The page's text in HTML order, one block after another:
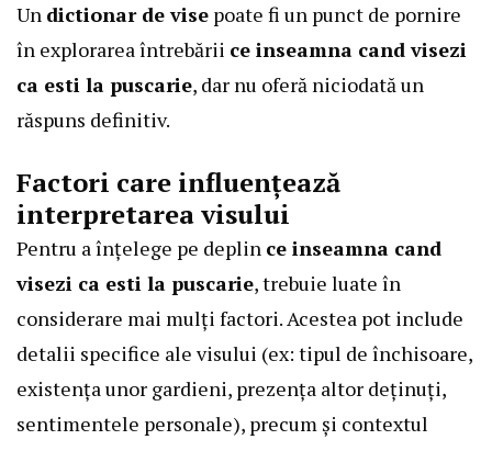
Un dictionar de vise poate fi un punct de pornire
în explorarea întrebării ce inseamna cand visezi
ca esti la puscarie, dar nu oferă niciodată un
răspuns definitiv.
Factori care influențează
interpretarea visului
Pentru a înțelege pe deplin ce inseamna cand
visezi ca esti la puscarie, trebuie luate în
considerare mai mulți factori. Acestea pot include
detalii specifice ale visului (ex: tipul de închisoare,
existența unor gardieni, prezența altor deținuți,
sentimentele personale), precum și contextul